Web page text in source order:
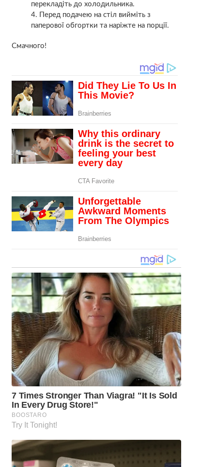
перекладіть до холодильника.
Перед подачею на стіл вийміть з
паперової обгортки та наріжте на порції.
Смачного!